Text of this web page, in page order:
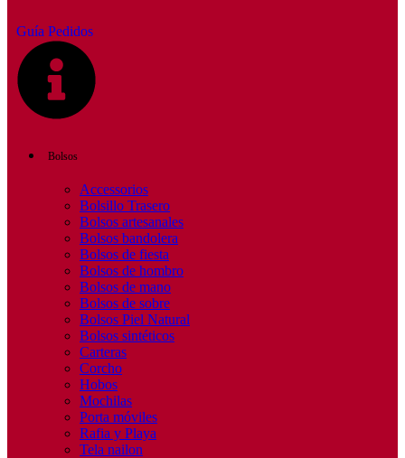
Guía Pedidos
Bolsos
Accessorios
Bolsillo Trasero
Bolsos artesanales
Bolsos bandolera
Bolsos de fiesta
Bolsos de hombro
Bolsos de mano
Bolsos de sobre
Bolsos Piel Natural
Bolsos sintéticos
Carteras
Corcho
Hobos
Mochilas
Porta móviles
Rafia y Playa
Tela nailon